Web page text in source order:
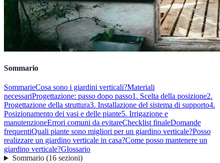
Sommario
SommarieCosa sono i giardini verticali?Materiali
necessariProgettazione: passo dopo passo1. Scelta della posizione2.
Progettazione della struttura3. Installazione del sistema di supporto4.
Posizionamento dei vasi e delle piante5. Irrigazione e
manutenzioneErrori comuni da evitareChecklist finaleDomande
frequentiQuali piante sono migliori per un giardino verticale?Posso
realizzare un giardino verticale in casa?Come posso mantenere un
giardino verticale?Glossario
Sommario(16 sezioni)